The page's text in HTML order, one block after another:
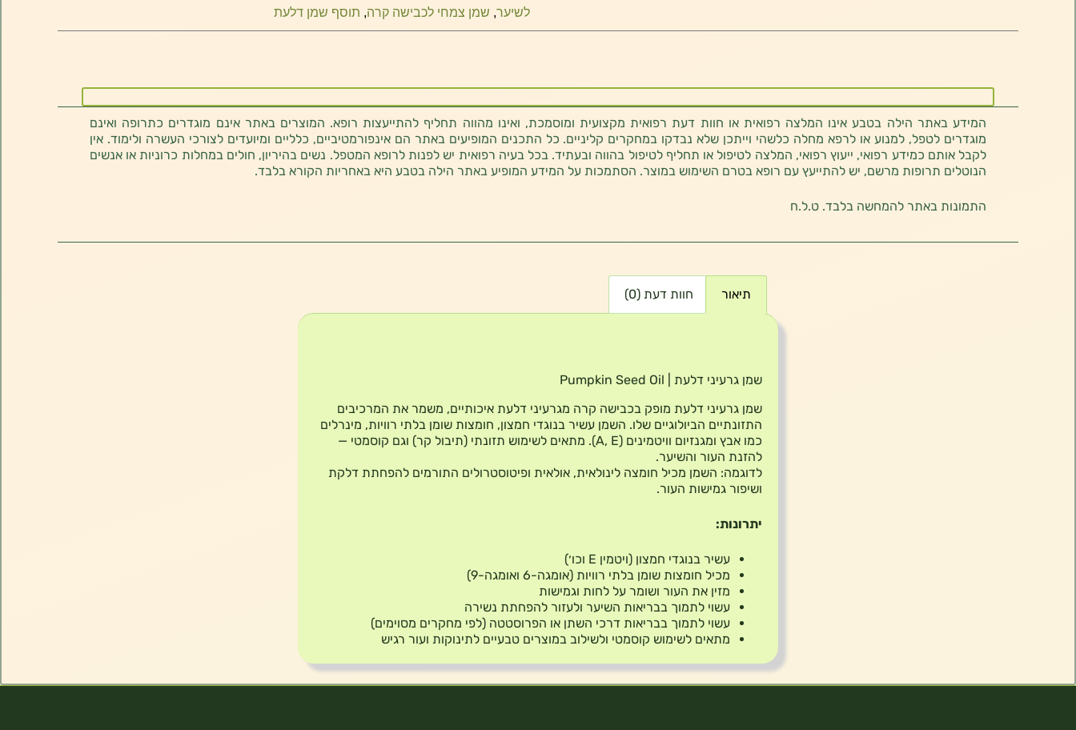
לשיער, שמן צמחי לכבישה קרה, תוסף שמן דלעת
המידע באתר הילה בטבע אינו המלצה רפואית או חוות דעת רפואית מקצועית ומוסמכת, ואינו מהווה תחליף להתייעצות רופא. המוצרים באתר אינם מוגדרים כתרופה ואינם
מוגדרים לטפל, למנוע או לרפא מחלה כלשהי וייתכן שלא נבדקו במחקרים קליניים. כל התכנים המופיעים באתר הם אינפורמטיביים, כלליים ומיועדים לצורכי העשרה ולימוד. אין
לקבל אותם כמידע רפואי, ייעוץ רפואי, המלצה לטיפול או תחליף לטיפול בהווה ובעתיד. בכל בעיה רפואית יש לפנות לרופא המטפל. נשים בהיריון, חולים במחלות כרוניות או אנשים
הנוטלים תרופות מרשם, יש להתייעץ עם רופא בטרם השימוש במוצר. הסתמכות על המידע המופיע באתר הילה בטבע היא באחריות הקורא בלבד.
התמונות באתר להמחשה בלבד. ט.ל.ח
תיאור חוות דעת (0)
שמן גרעיני דלעת | Pumpkin Seed Oil
שמן גרעיני דלעת מופק בכבישה קרה מגרעיני דלעת איכותיים, משמר את המרכיבים
התזונתיים הביולוגיים שלו. השמן עשיר בנוגדי חמצון, חומצות שומן בלתי רוויות, מינרלים
כמו אבץ ומגנזיום וויטמינים (A, E). מתאים לשימוש תזונתי (תיבול קר) וגם קוסמטי —
להזנת העור והשיער.
לדוגמה: השמן מכיל חומצה לינולאית, אולאית ופיטוסטרולים התורמים להפחתת דלקת
ושיפור גמישות העור.
יתרונות:
עשיר בנוגדי חמצון (ויטמין E וכו׳)
מכיל חומצות שומן בלתי רוויות (אומגה-6 ואומגה-9)
מזין את העור ושומר על לחות וגמישות
עשוי לתמוך בבריאות השיער ולעזור להפחתת נשירה
עשוי לתמוך בבריאות דרכי השתן או הפרוסטטה (לפי מחקרים מסוימים)
מתאים לשימוש קוסמטי ולשילוב במוצרים טבעיים לתינוקות ועור רגיש